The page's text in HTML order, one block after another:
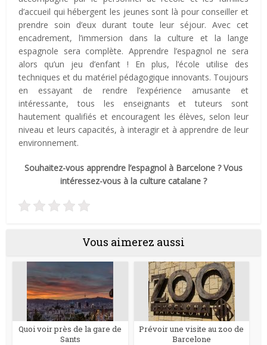
d’accueil qui hébergent les jeunes sont là pour conseiller et
prendre soin d’eux durant toute leur séjour. Avec cet
encadrement, l’immersion dans la culture et la lange
espagnole sera complète. Apprendre l’espagnol ne sera
alors qu’un jeu d’enfant ! En plus, l’école utilise des
techniques et du matériel pédagogique innovants. Toujours
en essayant de rendre l’expérience amusante et
intéressante, tous les enseignants et tuteurs sont
hautement qualifiés et encouragent les élèves, selon leur
niveau et leurs capacités, à interagir et à apprendre de leur
environnement.
Souhaitez-vous apprendre l’espagnol à Barcelone ? Vous
intéressez-vous à la culture catalane ?
Vous aimerez aussi
Quoi voir près de la gare de
Sants
Prévoir une visite au zoo de
Barcelone